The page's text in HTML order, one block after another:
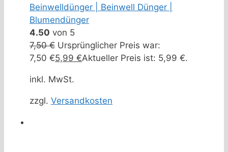
Beinwelldünger | Beinwell Dünger |
Blumendünger
4.50 von 5
7,50€ Ursprünglicher Preis war:
7,50 €5,99 €Aktueller Preis ist: 5,99 €.
inkl. MwSt.
zzgl. Versandkosten